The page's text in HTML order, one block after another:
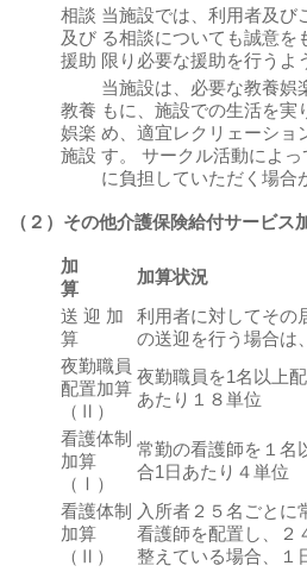
相談
及び
援助
当施設では、利用者及び
る相談についても誠意を
限り必要な援助を行うよ
教養
娯楽
施設
当施設は、必要な教養娯
もに、施設での生活を実
め、適宜レクリェーショ
す。 サークル活動によ
に負担していただく場合
（２）その他介護保険給付サービス
加
算
加算状況
送 迎 加
算
利用者に対してその
の送迎を行う場合
夜勤職員
配置加算
（Ⅱ）
夜勤職員を1名以上
あたり１８単位
看護体制
加算
（Ⅰ）
常勤の看護師を１名
合1日あたり４単位
看護体制
加算
（Ⅱ）
入所者２５名ごとに
看護師を配置し、２
整えている場合、１